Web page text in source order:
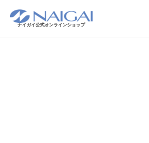
ナイガイ公式オンラインショップ